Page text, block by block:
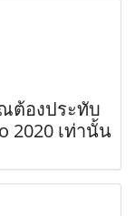
ต้องประทับ
2020 เท่านั้น